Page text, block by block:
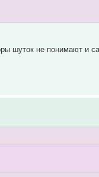
шуток не понимают и